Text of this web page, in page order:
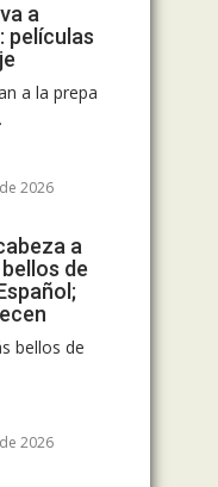
a
películas
a la prepa
2026
a
de
bellos de
2026